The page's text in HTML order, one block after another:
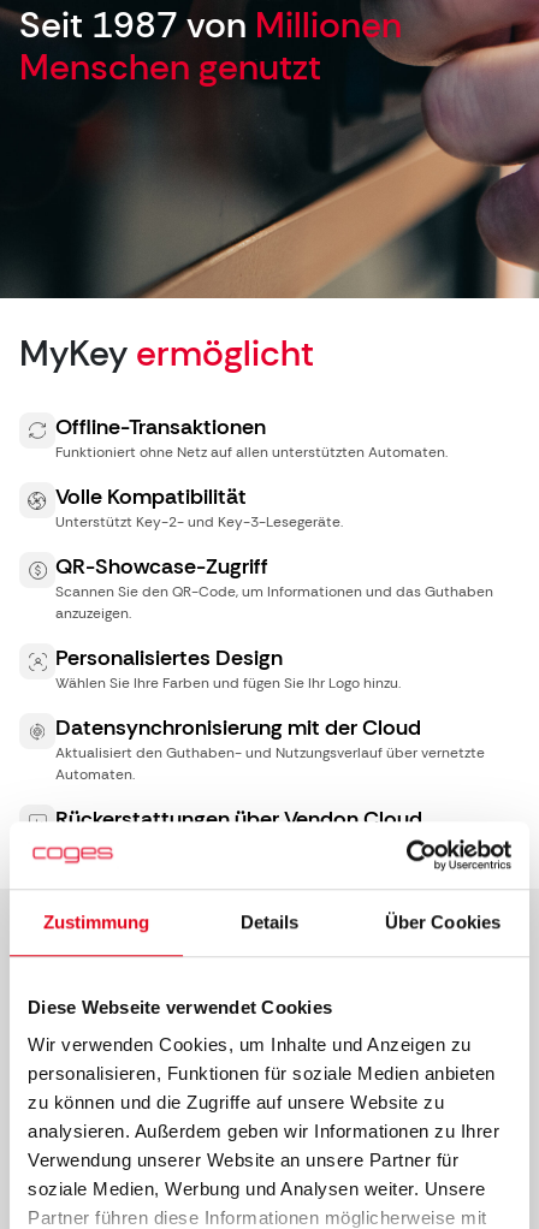
Zustimmung Details Über Cookies
Diese Webseite verwendet Cookies
Wir verwenden Cookies, um Inhalte und Anzeigen zu
personalisieren, Funktionen für soziale Medien anbieten
zu können und die Zugriffe auf unsere Website zu
analysieren. Außerdem geben wir Informationen zu Ihrer
Verwendung unserer Website an unsere Partner für
soziale Medien, Werbung und Analysen weiter. Unsere
Partner führen diese Informationen möglicherweise mit
Seit 1987 von Millionen
Menschen genutzt
MyKey ermöglicht
Offline-Transaktionen
Funktioniert ohne Netz auf allen unterstützten Automaten.
Volle Kompatibilität
Unterstützt Key-2- und Key-3-Lesegeräte.
QR-Showcase-Zugriff
Scannen Sie den QR-Code, um Informationen und das Guthaben
anzuzeigen.
Personalisiertes Design
Wählen Sie Ihre Farben und fügen Sie Ihr Logo hinzu.
Datensynchronisierung mit der Cloud
Aktualisiert den Guthaben- und Nutzungsverlauf über vernetzte
Automaten.
Rückerstattungen über Vendon Cloud
Verwalten Sie Rückerstattungen per Fernzugriff mit nur einem Klick.
Für Betreiber
03Was Benutzer sehen
So wird es aktiviert
05Der Nutzen